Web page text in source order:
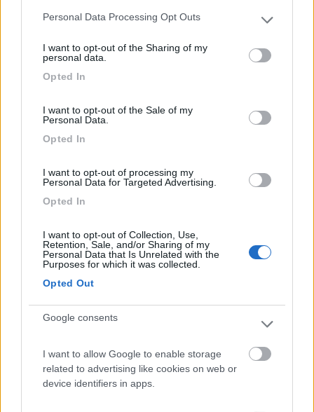
Please note that this website/app uses one or more Google
not limited to your visit or usage behaviour. You may click to
grant or deny consent to Google and its third-party tags to
use your data for below specified purposes in below Google
Personal Data Processing Opt Outs
I want to opt-out of the Sharing of my
personal data.
Opted In
I want to opt-out of the Sale of my
Personal Data.
Opted In
I want to opt-out of processing my
Personal Data for Targeted Advertising.
Opted In
I want to opt-out of Collection, Use,
Retention, Sale, and/or Sharing of my
Personal Data that Is Unrelated with the
Purposes for which it was collected.
Opted Out
Google consents
I want to allow Google to enable storage
related to advertising like cookies on web or
device identifiers in apps.
124
Appunto!!
I proprietari del campeggio vicino (tra l'altro carissimo) non
spingono certo x avere una area camper efficiente
1583
Inserito il23/09/2018
il piazzale è utilizzabile dai camperisti? Si può sostare?
Modificato da fd3x il 23/09/2018 alle 14:06:22
chorus
13002
Inserito il
In risposta al messaggio di
spingono certo x avere una area camper efficiente
Secondo me ai proprietari dei campeggi interessa poco la